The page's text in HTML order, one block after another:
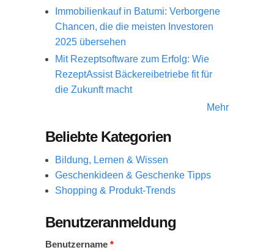
Immobilienkauf in Batumi: Verborgene
Chancen, die die meisten Investoren
2025 übersehen
Mit Rezeptsoftware zum Erfolg: Wie
RezeptAssist Bäckereibetriebe fit für
die Zukunft macht
Mehr
Beliebte Kategorien
Bildung, Lernen & Wissen
Geschenkideen & Geschenke Tipps
Shopping & Produkt-Trends
Benutzeranmeldung
Benutzername *